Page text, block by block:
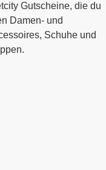
Gutscheine, die du
Damen- und
Schuhe und